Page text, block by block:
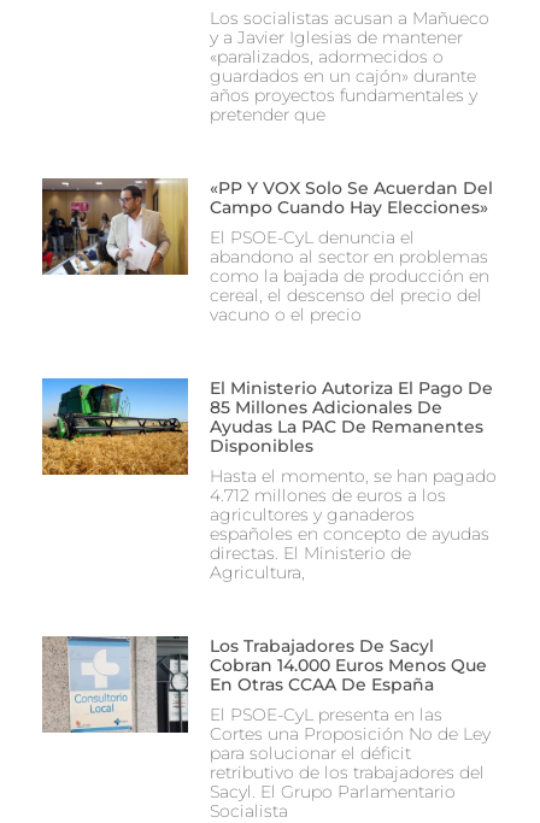
Los socialistas acusan a Mañueco
y a Javier Iglesias de mantener
«paralizados, adormecidos o
guardados en un cajón» durante
años proyectos fundamentales y
pretender que
«PP Y VOX Solo Se Acuerdan Del
Campo Cuando Hay Elecciones»
El PSOE-CyL denuncia el
abandono al sector en problemas
como la bajada de producción en
cereal, el descenso del precio del
vacuno o el precio
El Ministerio Autoriza El Pago De
85 Millones Adicionales De
Ayudas La PAC De Remanentes
Disponibles
Hasta el momento, se han pagado
4.712 millones de euros a los
agricultores y ganaderos
españoles en concepto de ayudas
directas. El Ministerio de
Agricultura,
Los Trabajadores De Sacyl
Cobran 14.000 Euros Menos Que
En Otras CCAA De España
El PSOE-CyL presenta en las
Cortes una Proposición No de Ley
para solucionar el déficit
retributivo de los trabajadores del
Sacyl. El Grupo Parlamentario
Socialista